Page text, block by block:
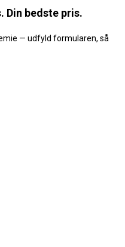
Din bedste pris.
— udfyld formularen, så